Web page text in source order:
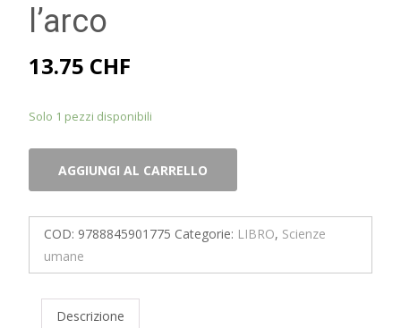
l’arco
13.75 CHF
Solo 1 pezzi disponibili
con
quantità
AGGIUNGI AL CARRELLO
COD: 9788845901775 Categorie: LIBRO, Scienze
umane
Descrizione